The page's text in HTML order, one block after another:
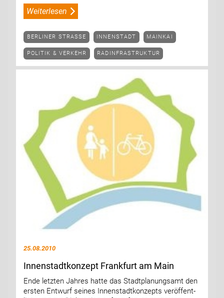
Weiterlesen
BERLINER STRASSE INNENSTADT MAINKAI
POLITIK & VERKEHR RADINFRASTRUKTUR
25.08.2010
Innenstadtkonzept Frankfurt am Main
Ende letzten Jahres hatte das Stadtplanungsamt den
ersten Entwurf seines Innenstadtkonzepts veröffent-